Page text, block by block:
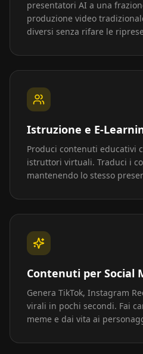
presentatori AI a una
produzione video
diversi senza rifare le
Istruzione e E-
Produci contenuti educativi
istruttori virtuali. Traduci i
mantenendo lo stesso
Contenuti per Social
Genera TikTok, Instagram
virali in pochi secondi. Fai
meme e dai vita ai